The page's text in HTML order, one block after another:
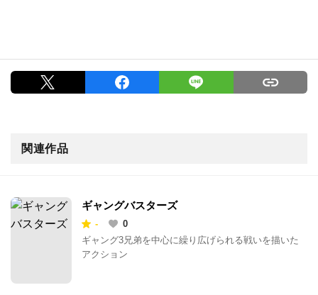
関連作品
ギャングバスターズ
-
0
ギャング3兄弟を中心に繰り広げられる戦いを描いた
アクション